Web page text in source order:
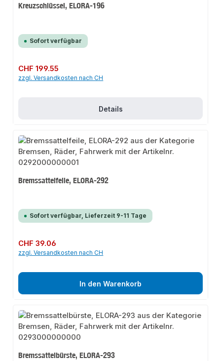
Kreuzschlüssel, ELORA-196
Sofort verfügbar
Regulärer Preis:
CHF 199.55
zzgl. Versandkosten nach CH
Details
Bremssattelfeile, ELORA-292
Sofort verfügbar, Lieferzeit 9-11 Tage
Regulärer Preis:
CHF 39.06
zzgl. Versandkosten nach CH
In den Warenkorb
Bremssattelbürste, ELORA-293